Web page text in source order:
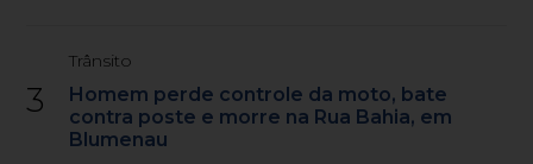
3
Trânsito
Homem perde controle da moto, bate
contra poste e morre na Rua Bahia, em
Blumenau